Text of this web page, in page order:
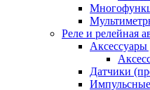
Реле и релейная
Аксессуары
Датчики